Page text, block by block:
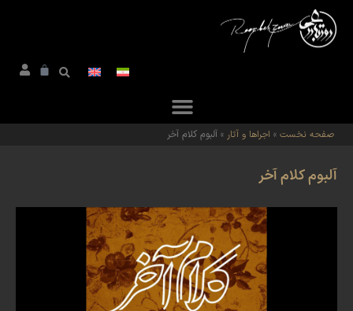
صفحه نخست » اجراها و آثار » آلبوم کلام آخر
آلبوم کلام آخر